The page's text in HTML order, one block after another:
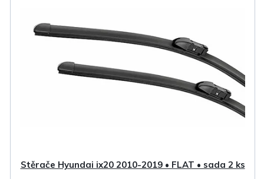
Stěrače Hyundai ix20 2010-2019 • FLAT • sada 2 ks